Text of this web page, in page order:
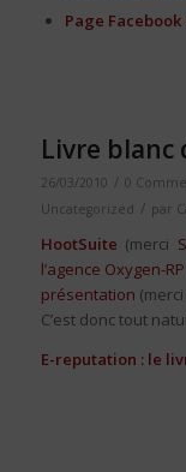
Page Facebook
Livre blanc
26/03/2010 / 0
Uncategorized / par
HootSuite (merci
l’agence Oxygen-RP
présentation
C’est donc tout
E-reputation : le